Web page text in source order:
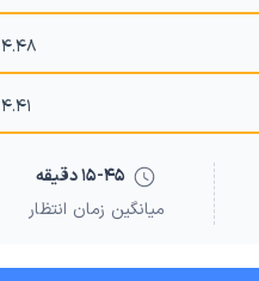
4.48
4.41
15-45 دقیقه
میانگین زمان انتظار